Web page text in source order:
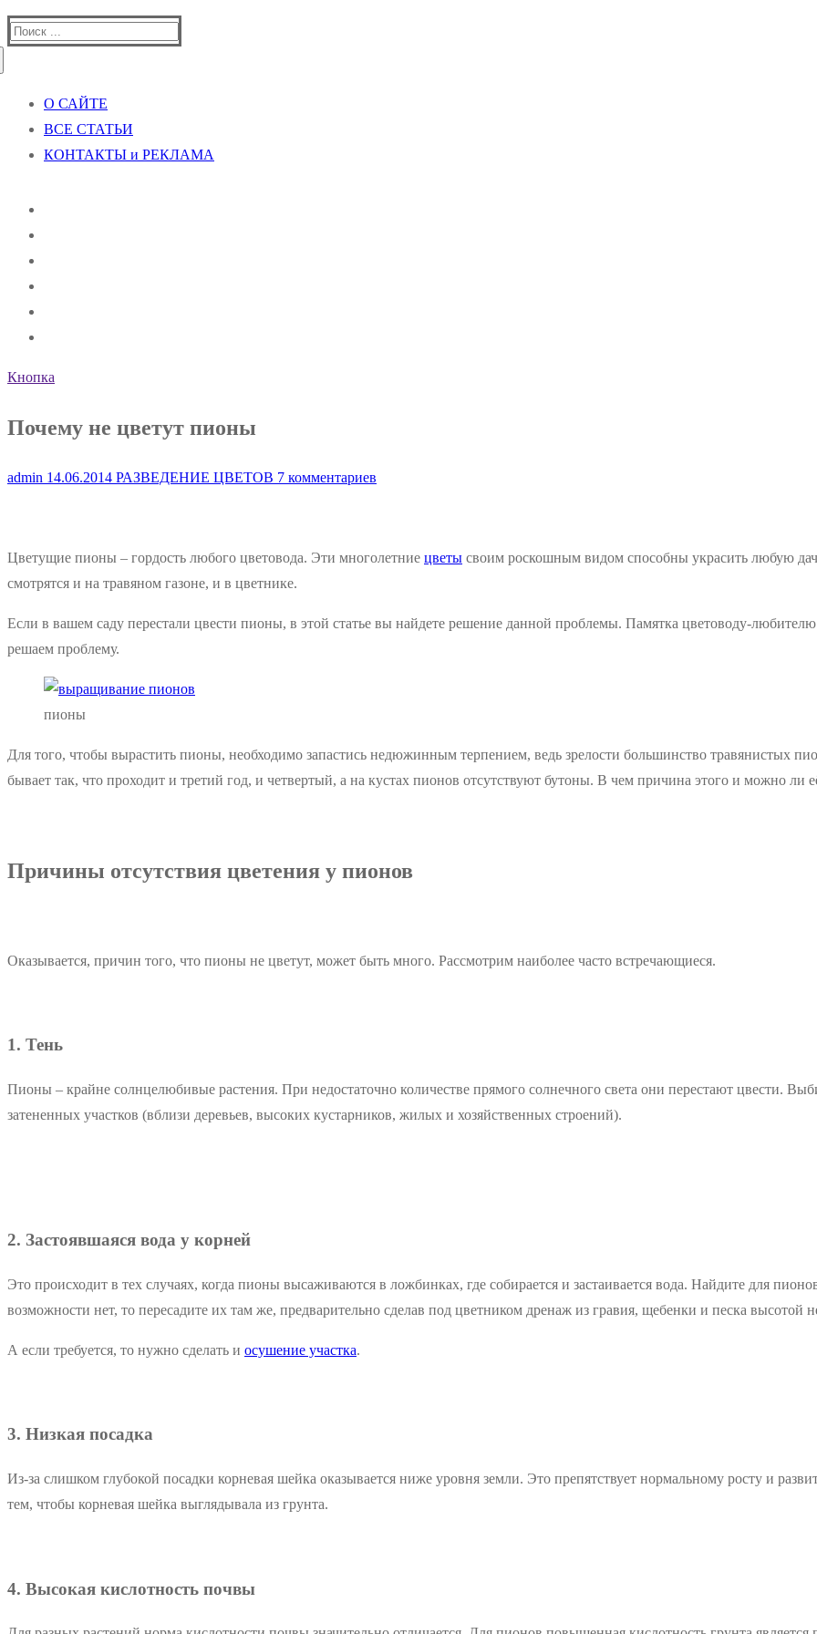
Найти:
О САЙТЕ
ВСЕ СТАТЬИ
КОНТАКТЫ и РЕКЛАМА
Кнопка
Почему не цветут пионы
admin 14.06.2014 РАЗВЕДЕНИЕ ЦВЕТОВ 7 комментариев
Цветущие пионы – гордость любого цветовода. Эти многолетние цветы своим роскошным видом способны украсить любую
смотрятся и на травяном газоне, и в цветнике.
Если в вашем саду перестали цвести пионы, в этой статье вы найдете решение данной проблемы. Памятка цветоводу-
решаем проблему.
пионы
Для того, чтобы вырастить пионы, необходимо запастись недюжинным терпением, ведь зрелости большинство травянистых
бывает так, что проходит и третий год, и четвертый, а на кустах пионов отсутствуют бутоны. В чем причина этого и можно ли
Причины отсутствия цветения у пионов
Оказывается, причин того, что пионы не цветут, может быть много. Рассмотрим наиболее часто встречающиеся.
1. Тень
Пионы – крайне солнцелюбивые растения. При недостаточно количестве прямого солнечного света они перестают цвести.
затененных участков (вблизи деревьев, высоких кустарников, жилых и хозяйственных строений).
2. Застоявшаяся вода у корней
Это происходит в тех случаях, когда пионы высаживаются в ложбинках, где собирается и застаивается вода. Найдите для
возможности нет, то пересадите их там же, предварительно сделав под цветником дренаж из гравия, щебенки и песка высотой
А если требуется, то нужно сделать и осушение участка.
3. Низкая посадка
Из-за слишком глубокой посадки корневая шейка оказывается ниже уровня земли. Это препятствует нормальному росту и
тем, чтобы корневая шейка выглядывала из грунта.
4. Высокая кислотность почвы